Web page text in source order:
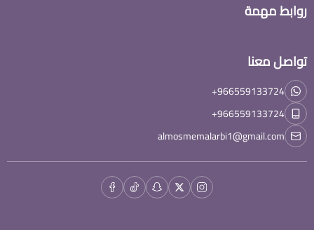
روابط مهمة
تواصل معنا
+966559133724
+966559133724
almosmemalarbi1@gmail.com